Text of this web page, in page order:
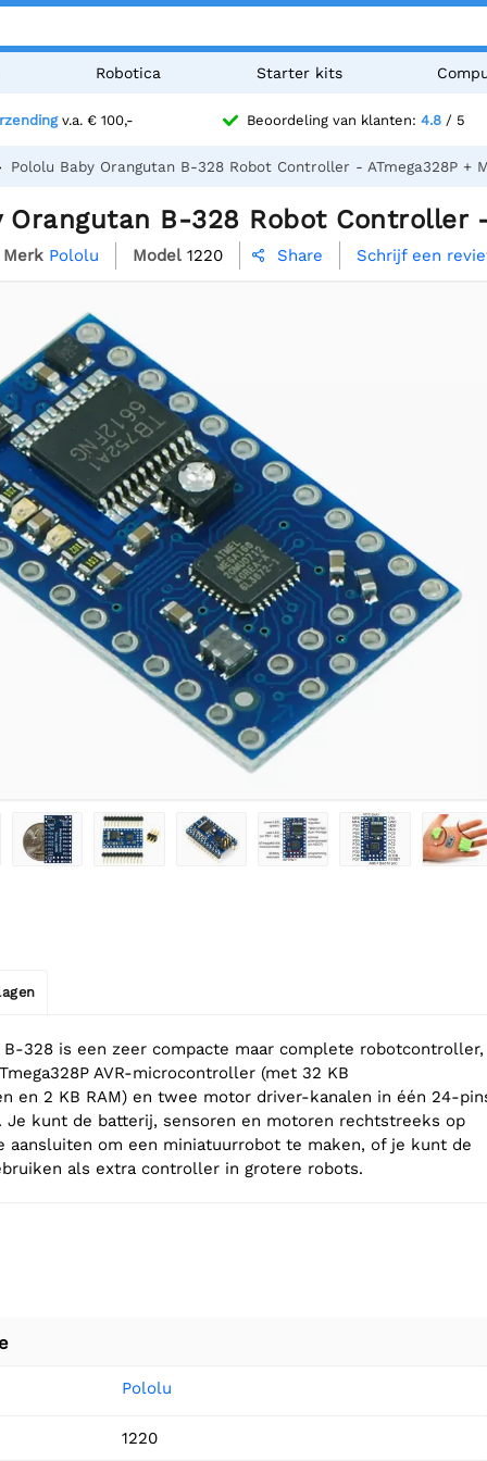
Robotica Starter kits
v.a. € 100,- Beoordeling van klanten: 4.8/ 5
Pololu Baby Orangutan B-328 Robot Controller - ATmega328P +
Orangutan B-328 Robot Controller
Merk Pololu Model 1220  Share Schrijf een
B-328 is een zeer compacte maar complete robotcontroller,
AVR-microcontroller (met 32 KB
en 2 KB RAM) en twee motor driver-kanalen in één 24-
kunt de batterij, sensoren en motoren rechtstreeks op
aansluiten om een miniatuurrobot te maken, of je kunt de
als extra controller in grotere robots.
Pololu
1220